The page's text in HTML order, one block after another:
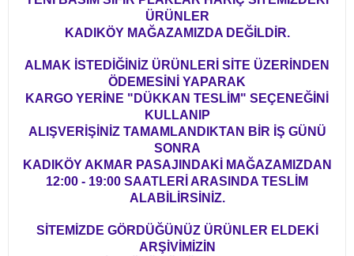
ÜRÜNLER
KADIKÖY MAĞAZAMIZDA DEĞİLDİR.
ALMAK İSTEDİĞİNİZ ÜRÜNLERİ SİTE ÜZERİNDEN
ÖDEMESİNİ YAPARAK
KARGO YERİNE "DÜKKAN TESLİM" SEÇENEĞİNİ
KULLANIP
ALIŞVERİŞİNİZ TAMAMLANDIKTAN BİR İŞ GÜNÜ
SONRA
KADIKÖY AKMAR PASAJINDAKİ MAĞAZAMIZDAN
12:00 - 19:00 SAATLERİ ARASINDA TESLİM
ALABİLİRSİNİZ.
SİTEMİZDE GÖRDÜĞÜNÜZ ÜRÜNLER ELDEKİ
ARŞİVİMİZİN